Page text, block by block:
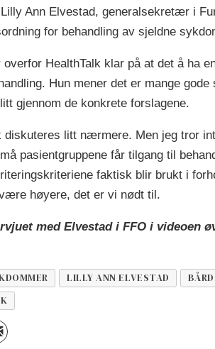
Ann Elvestad, generalsekretær i
for behandling av sjeldne
overfor HealthTalk klar på at det å ha
Hun mener det er mange
gjennom de konkrete forslagene.
diskuteres litt nærmere. Men jeg tror
pasientgruppene får tilgang til
faktisk blir brukt i
høyere, det er vi nødt til.
med Elvestad i FFO i videoen
LILLY ANN ELVESTAD